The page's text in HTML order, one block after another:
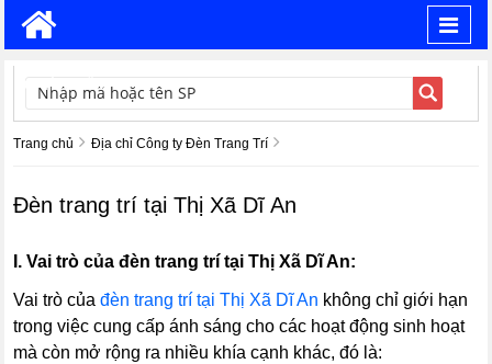
TÌM KIẾM
Trang chủ Địa chỉ Công ty Đèn Trang Trí
Đèn trang trí tại Thị Xã Dĩ An
I. Vai trò của đèn trang trítại Thị Xã Dĩ An:
Vai trò củađèn trang trí tại Thị Xã Dĩ An không chỉ giới hạn
trong việc cung cấp ánh sáng cho các hoạt động sinh hoạt
mà còn mở rộng ra nhiều khía cạnh khác, đó là: